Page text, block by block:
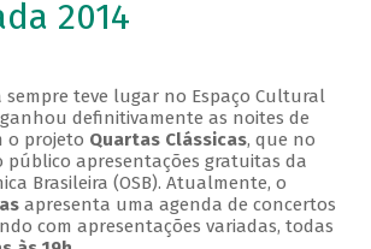
2014
sempre teve lugar no Espaço Cultural
ganhou definitivamente as noites de
o projeto Quartas Clássicas, que no
público apresentações gratuitas da
Brasileira (OSB). Atualmente, o
apresenta uma agenda de concertos
com apresentações variadas, todas